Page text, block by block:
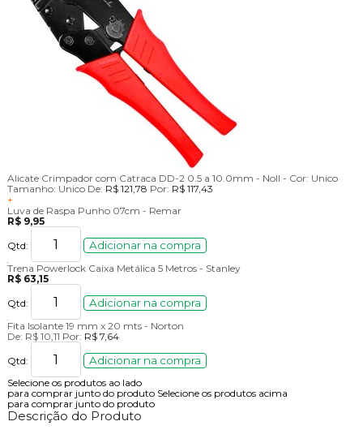
Alicate Crimpador com Catraca DD-2 0.5 a 10.0mm - Noll - Cor: Unico
Tamanho: Unico De: R$ 121,78 Por: R$ 117,43
+
Luva de Raspa Punho 07cm - Remar
R$ 9,95
Qtd:
Adicionar na compra
Trena Powerlock Caixa Metálica 5 Metros - Stanley
R$ 63,15
Qtd:
Adicionar na compra
Fita Isolante 19 mm x 20 mts - Norton
De: R$ 10,11 Por: R$ 7,64
Qtd:
Adicionar na compra
Selecione os produtos ao lado
para comprar junto do produto Selecione os produtos acima
para comprar junto do produto
Descrição do Produto